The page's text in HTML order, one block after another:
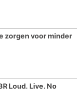
zorgen voor minder
Loud. Live. No